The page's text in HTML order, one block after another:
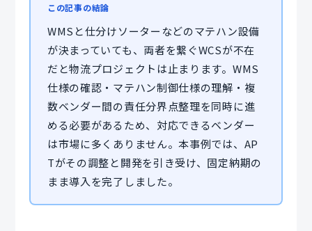
この記事の結論
WMSと仕分けソーターなどのマテハン設備
が決まっていても、両者を繋ぐWCSが不在
だと物流プロジェクトは止まります。WMS
仕様の確認・マテハン制御仕様の理解・複
数ベンダー間の責任分界点整理を同時に進
める必要があるため、対応できるベンダー
は市場に多くありません。本事例では、AP
Tがその調整と開発を引き受け、固定納期の
まま導入を完了しました。